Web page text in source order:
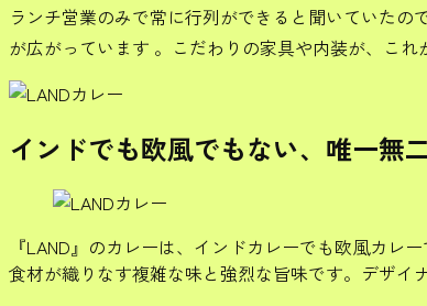
ランチ営業のみで常に行列ができると聞いていた
が広がっています 。こだわりの家具や内装が、こ
インドでも欧風でもない、唯一無
『LAND』のカレーは、インドカレーでも欧風カ
食材が織りなす複雑な味と強烈な旨味です。デザイ